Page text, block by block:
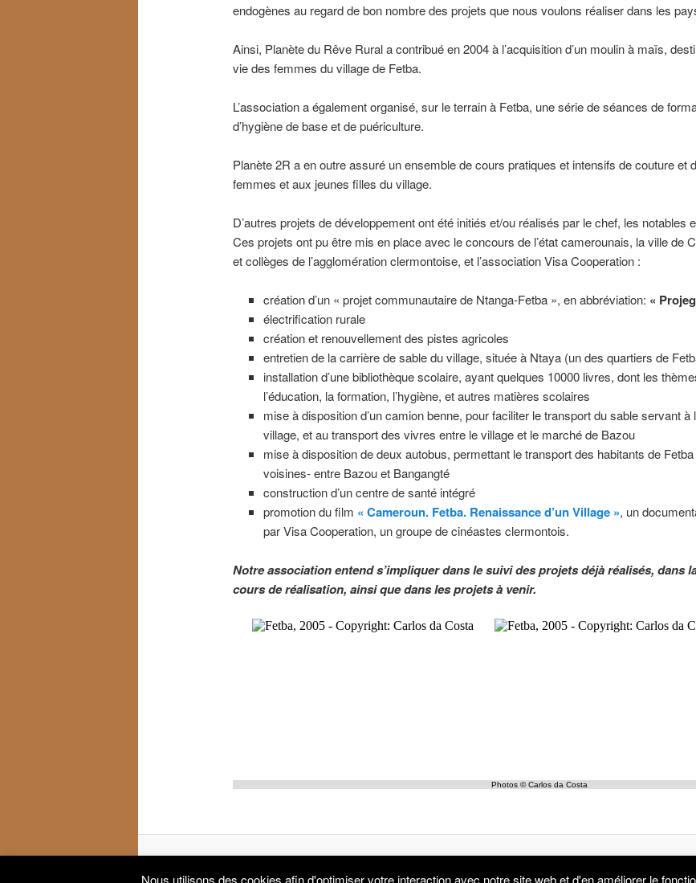
endogènes au regard de bon nombre des projets que nous voulons réaliser dans les
Ainsi, Planète du Rêve Rural a contribué en 2004 à l’acquisition d’un moulin à maïs,
vie des femmes du village de Fetba.
L’association a également organisé, sur le terrain à Fetba, une série de séances de
d’hygiène de base et de puériculture.
Planète 2R a en outre assuré un ensemble de cours pratiques et intensifs de couture et
femmes et aux jeunes filles du village.
D’autres projets de développement ont été initiés et/ou réalisés par le chef, les notables
Ces projets ont pu être mis en place avec le concours de l’état camerounais, la ville de
et collèges de l’agglomération clermontoise, et l’association Visa Cooperation :
création d’un « projet communautaire de Ntanga-Fetba », en abbréviation: «
électrification rurale
création et renouvellement des pistes agricoles
entretien de la carrière de sable du village, située à Ntaya (un des quartiers de
installation d’une bibliothèque scolaire, ayant quelques 10000 livres, dont les
l’éducation, la formation, l’hygiène, et autres matières scolaires
mise à disposition d’un camion benne, pour faciliter le transport du sable servant
village, et au transport des vivres entre le village et le marché de Bazou
mise à disposition de deux autobus, permettant le transport des habitants de
voisines- entre Bazou et Bangangté
construction d’un centre de santé intégré
promotion du film « Cameroun. Fetba. Renaissance d’un Village », un
par Visa Cooperation, un groupe de cinéastes clermontois.
Notre association entend s’impliquer dans le suivi des projets déjà réalisés, dans
cours de réalisation, ainsi que dans les projets à venir.
Nous utilisons des cookies afin d'optimiser votre interaction avec notre site web et d'en améliorer le